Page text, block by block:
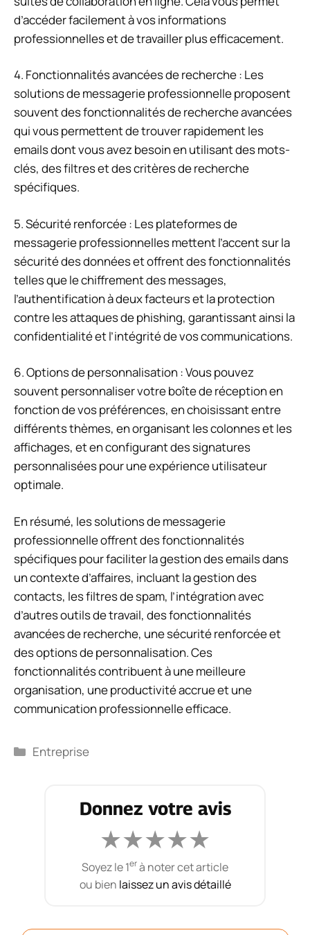
d’accéder facilement à vos informations
professionnelles et de travailler plus efficacement.
4. Fonctionnalités avancées de recherche : Les
solutions de messagerie professionnelle proposent
souvent des fonctionnalités de recherche avancées
qui vous permettent de trouver rapidement les
emails dont vous avez besoin en utilisant des mots-
clés, des filtres et des critères de recherche
spécifiques.
5. Sécurité renforcée : Les plateformes de
messagerie professionnelles mettent l’accent sur la
sécurité des données et offrent des fonctionnalités
telles que le chiffrement des messages,
l’authentification à deux facteurs et la protection
contre les attaques de phishing, garantissant ainsi la
confidentialité et l’intégrité de vos communications.
6. Options de personnalisation : Vous pouvez
souvent personnaliser votre boîte de réception en
fonction de vos préférences, en choisissant entre
différents thèmes, en organisant les colonnes et les
affichages, et en configurant des signatures
personnalisées pour une expérience utilisateur
optimale.
En résumé, les solutions de messagerie
professionnelle offrent des fonctionnalités
spécifiques pour faciliter la gestion des emails dans
un contexte d’affaires, incluant la gestion des
contacts, les filtres de spam, l’intégration avec
d’autres outils de travail, des fonctionnalités
avancées de recherche, une sécurité renforcée et
des options de personnalisation. Ces
fonctionnalités contribuent à une meilleure
organisation, une productivité accrue et une
communication professionnelle efficace.
Catégories
Entreprise
Donnez votre avis
★★★★★
Soyez le 1erà noter cet article
ou bien laissez un avis détaillé